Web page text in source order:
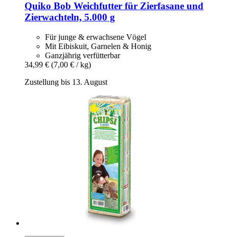
Quiko Bob Weichfutter für Zierfasane und
Zierwachteln, 5.000 g
Für junge & erwachsene Vögel
Mit Eibiskuit, Garnelen & Honig
Ganzjährig verfütterbar
34,99 € (7,00 € / kg)
Zustellung bis 13. August